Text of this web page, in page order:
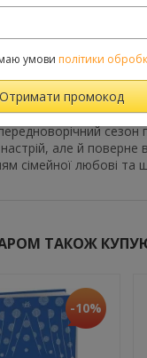
придбати
яке вселяє
«магічно»,
сприймається як
але й
сімейної любові
ТАКОЖ
-10%
умови політики